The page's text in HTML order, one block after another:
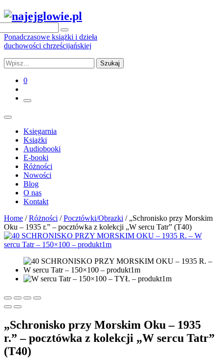
Ponadczasowe książki i dzieła
duchowości chrześcijańskiej
Szukaj
0
Księgarnia
Książki
Audiobooki
E-booki
Różności
Nowości
Blog
O nas
Kontakt
Home /Różności /Pocztówki/Obrazki / „Schronisko przy Morskim
Oku – 1935 r.” – pocztówka z kolekcji „W sercu Tatr” (T40)
„Schronisko przy Morskim Oku – 1935
r.” – pocztówka z kolekcji „W sercu Tatr”
(T40)